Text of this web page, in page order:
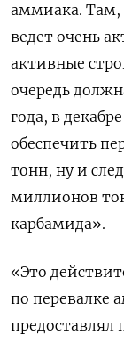
аммиака. Там,
ведет очень
активные
очередь
года, в
обеспечить
тонн, ну и
миллионов
карбамида».
«Это
по перевалке